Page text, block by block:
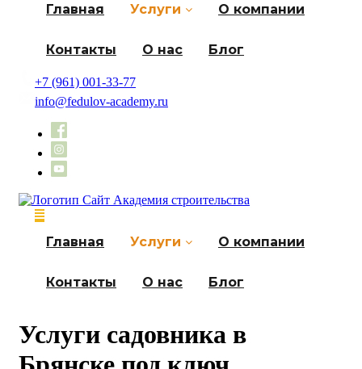
Главная Услуги О компании
Контакты О нас Блог
content
+7 (961) 001-33-77
info@fedulov-academy.ru
Главная Услуги О компании
Контакты О нас Блог
Услуги садовника в